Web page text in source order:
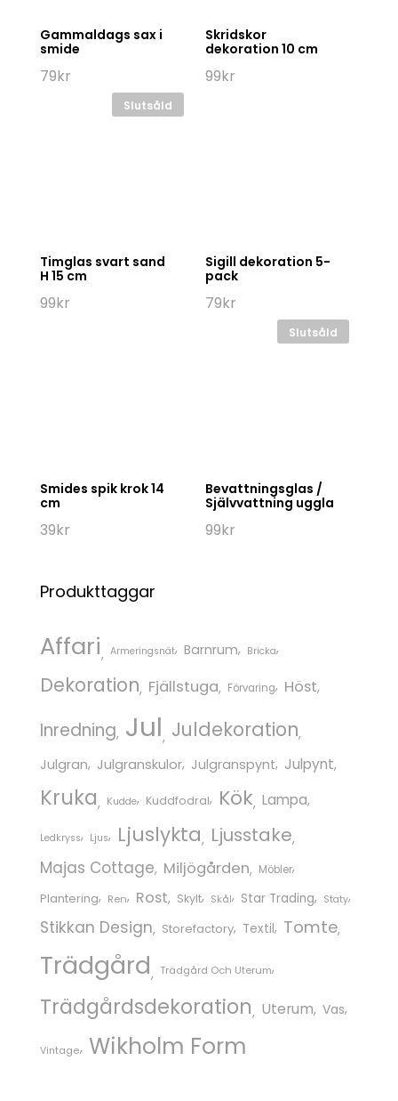
Gammaldags sax i
smide
79kr
Skridskor
dekoration 10 cm
99kr
Slutsåld
Timglas svart sand
H 15 cm
99kr
Sigill dekoration 5-
pack
79kr
Smides spik krok 14
cm
39kr
Slutsåld
Bevattningsglas /
Självvattning uggla
99kr
Produkttaggar
Affari Armeringsnät Barnrum Bricka
Dekoration Fjällstuga Förvaring Höst
Inredning Jul Juldekoration
Julgran Julgranskulor Julgranspynt Julpynt
Kruka Kudde Kuddfodral Kök Lampa
Ledkryss Ljus Ljuslykta Ljusstake
Majas Cottage Miljögården Möbler
Plantering Ren Rost Skylt Skål Star Trading Staty
Stikkan Design Storefactory Textil Tomte
Trädgård Trädgård Och Uterum
Trädgårdsdekoration Uterum Vas
Vintage Wikholm Form